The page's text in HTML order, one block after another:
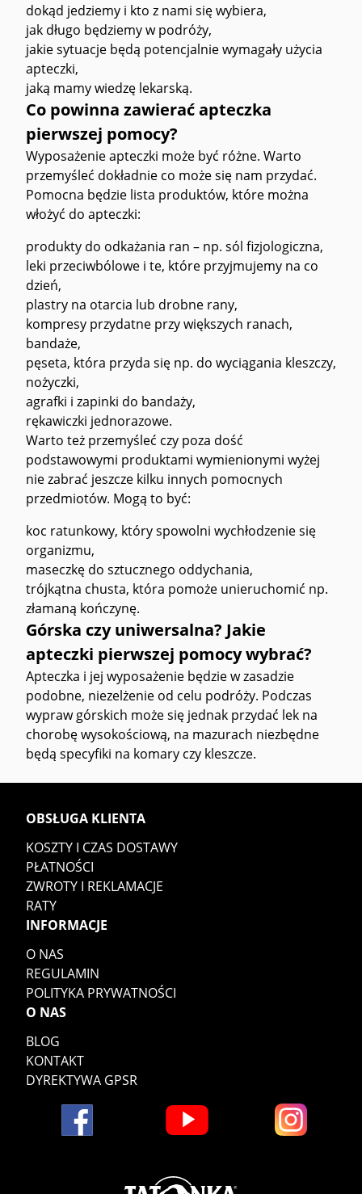
dokąd jedziemy i kto z nami się wybiera,
jak długo będziemy w podróży,
jakie sytuacje będą potencjalnie wymagały użycia
apteczki,
jaką mamy wiedzę lekarską.
Co powinna zawierać apteczka
pierwszej pomocy?
Wyposażenie apteczki może być różne. Warto
przemyśleć dokładnie co może się nam przydać.
Pomocna będzie lista produktów, które można
włożyć do apteczki:
produkty do odkażania ran – np. sól fizjologiczna,
leki przeciwbólowe i te, które przyjmujemy na co
dzień,
plastry na otarcia lub drobne rany,
kompresy przydatne przy większych ranach,
bandaże,
pęseta, która przyda się np. do wyciągania kleszczy,
nożyczki,
agrafki i zapinki do bandaży,
rękawiczki jednorazowe.
Warto też przemyśleć czy poza dość
podstawowymi produktami wymienionymi wyżej
nie zabrać jeszcze kilku innych pomocnych
przedmiotów. Mogą to być:
koc ratunkowy, który spowolni wychłodzenie się
organizmu,
maseczkę do sztucznego oddychania,
trójkątna chusta, która pomoże unieruchomić np.
złamaną kończynę.
Górska czy uniwersalna? Jakie
apteczki pierwszej pomocy wybrać?
Apteczka i jej wyposażenie będzie w zasadzie
podobne, niezelżenie od celu podróży. Podczas
wypraw górskich może się jednak przydać lek na
chorobę wysokościową, na mazurach niezbędne
będą specyfiki na komary czy kleszcze.
OBSŁUGA KLIENTA
KOSZTY I CZAS DOSTAWY
PŁATNOŚCI
ZWROTY I REKLAMACJE
RATY
INFORMACJE
O NAS
REGULAMIN
POLITYKA PRYWATNOŚCI
O NAS
BLOG
KONTAKT
DYREKTYWA GPSR